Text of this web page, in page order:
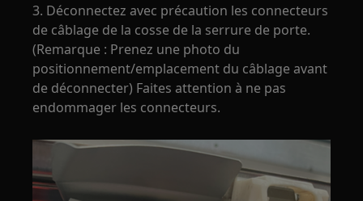
3. Déconnectez avec précaution les connecteurs
de câblage de la cosse de la serrure de porte.
(Remarque : Prenez une photo du
positionnement/emplacement du câblage avant
de déconnecter) Faites attention à ne pas
endommager les connecteurs.